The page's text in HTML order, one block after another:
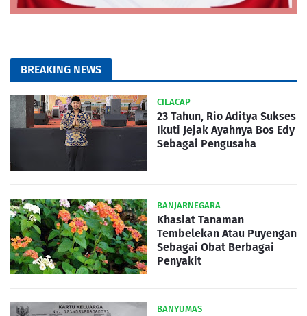
BREAKING NEWS
CILACAP
23 Tahun, Rio Aditya Sukses
Ikuti Jejak Ayahnya Bos Edy
Sebagai Pengusaha
BANJARNEGARA
Khasiat Tanaman
Tembelekan Atau Puyengan
Sebagai Obat Berbagai
Penyakit
BANYUMAS